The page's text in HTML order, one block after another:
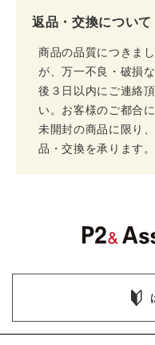
返品・交換について
商品の品質につきま
が、万一不良・破損
後３日以内にご連絡
い。お客様のご都合
未開封の商品に限り
品・交換を承りま